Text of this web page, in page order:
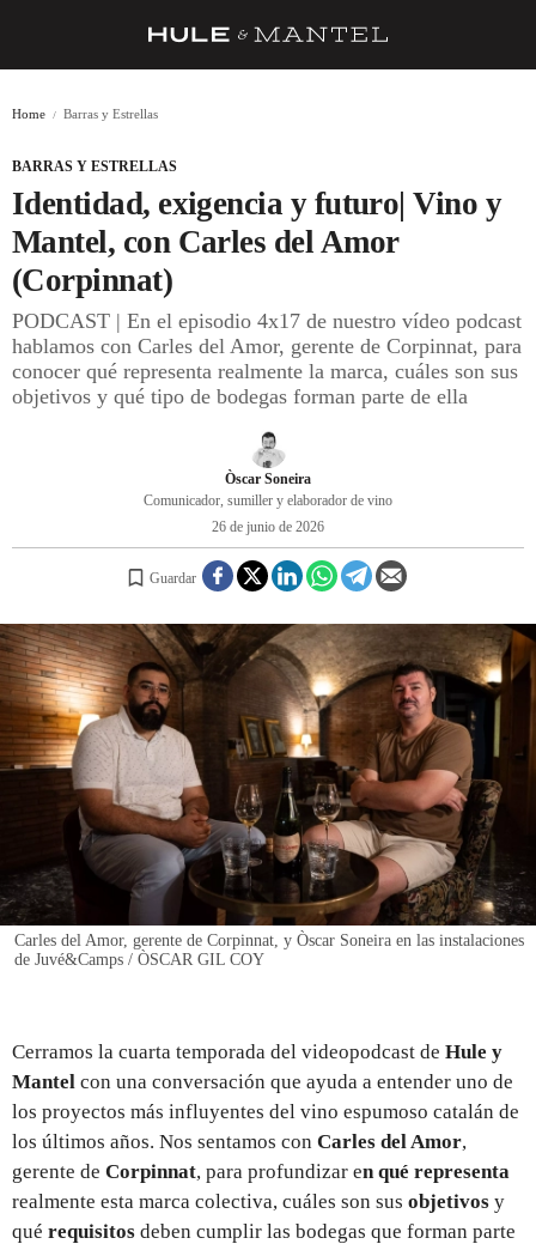
BARRAS Y ESTRELLAS
DÓNDE COMER
ÍDOLOS DE MESAS
CUADERNO DE VIAJE
INICIAR SESIÓN
Home Barras y Estrellas
BARRAS Y ESTRELLAS
Identidad, exigencia y futuro| Vino y
Mantel, con Carles del Amor
(Corpinnat)
PODCAST | En el episodio 4x17 de nuestro vídeo podcast
hablamos con Carles del Amor, gerente de Corpinnat, para
conocer qué representa realmente la marca, cuáles son sus
objetivos y qué tipo de bodegas forman parte de ella
Òscar Soneira
Comunicador, sumiller y elaborador de vino
26 de junio de 2026
Guardar
Carles del Amor, gerente de Corpinnat, y Òscar Soneira en las instalaciones
de Juvé&Camps / ÒSCAR GIL COY
Cerramos la cuarta temporada del videopodcast de Hule y
Mantel con una conversación que ayuda a entender uno de
los proyectos más influyentes del vino espumoso catalán de
los últimos años. Nos sentamos con Carles del Amor,
gerente de Corpinnat, para profundizar en qué representa
realmente esta marca colectiva, cuáles son sus objetivos y
qué requisitos deben cumplir las bodegas que forman parte